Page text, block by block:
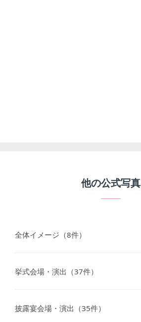
他の公式写真
全体イメージ （8件）
挙式会場・演出 （37件）
披露宴会場・演出 （35件）